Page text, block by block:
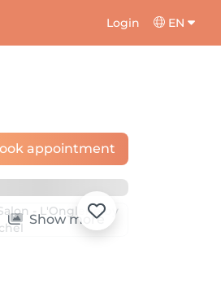
Login EN
appointment
Show more